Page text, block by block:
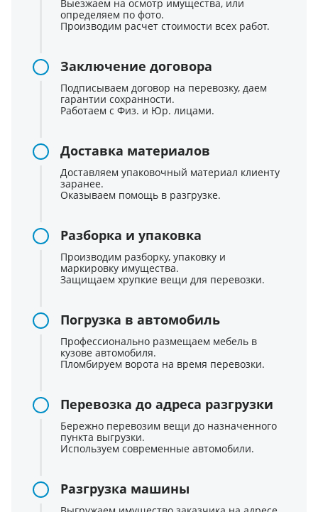
Выезжаем на осмотр имущества, или
определяем по фото.
Производим расчет стоимости всех работ.
Заключение договора
Подписываем договор на перевозку, даем
гарантии сохранности.
Работаем с Физ. и Юр. лицами.
Доставка материалов
Доставляем упаковочный материал клиенту
заранее.
Оказываем помощь в разгрузке.
Разборка и упаковка
Производим разборку, упаковку и
маркировку имущества.
Защищаем хрупкие вещи для перевозки.
Погрузка в автомобиль
Профессионально размещаем мебель в
кузове автомобиля.
Пломбируем ворота на время перевозки.
Перевозка до адреса разгрузки
Бережно перевозим вещи до назначенного
пункта выгрузки.
Используем современные автомобили.
Разгрузка машины